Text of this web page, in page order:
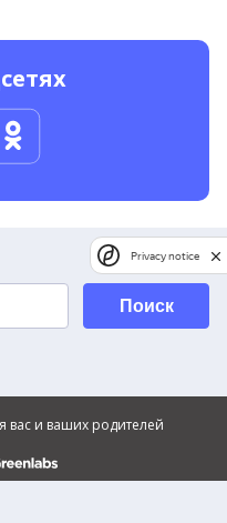
Поиск
вас и ваших родителей
Privacy notice